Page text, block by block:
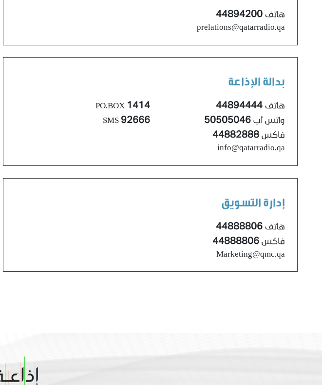
هاتف 44894200
prelations@qatarradio.qa
بدالة الإذاعة
هاتف 44894444
واتس أب 50505046
فاكس 44882888
info@qatarradio.qa
PO.BOX 1414
SMS 92666
إدارة التسويق
هاتف 44888806
فاكس 44888806
Marketing@qmc.qa